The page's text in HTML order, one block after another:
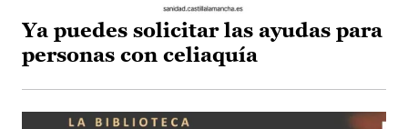
Ya puedes solicitar las ayudas para
personas con celiaquía